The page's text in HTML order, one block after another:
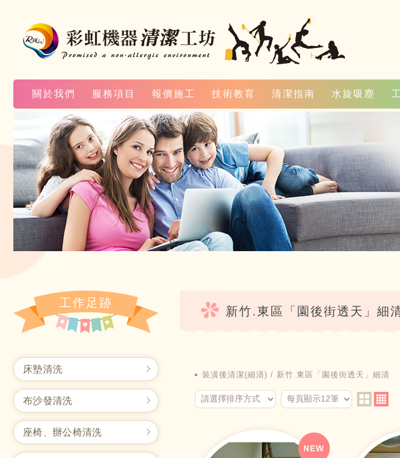
關於我們 服務項目 報價施工 技術教育 清潔指南 水旋吸塵
工作足跡
床墊清洗
布沙發清洗
座椅、辦公椅清洗
新竹.東區「園後街透天」細
裝潢後清潔(細清) 新竹.東區「園後街透天」細清